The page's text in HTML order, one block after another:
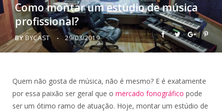
Como montar um estúdio de música
profissional?
BYBYCAST 29/03/2019
Quem não gosta de música, não é mesmo? E é exatamente
por essa paixão ser geral que o mercado fonográfico pode
ser um ótimo ramo de atuação. Hoje, montar um estúdio de